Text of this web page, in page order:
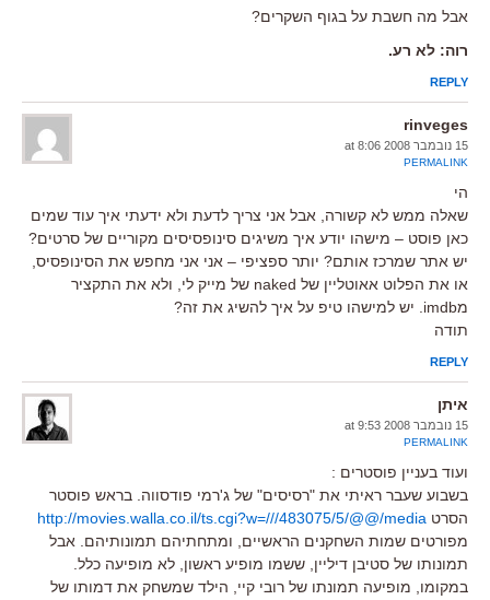
אבל מה חשבת על בגוף השקרים?
רוה: לא רע.
REPLY
rinveges
15 נובמבר 2008 at 8:06
PERMALINK
הי
שאלה ממש לא קשורה, אבל אני צריך לדעת ולא ידעתי איך עוד שמים
כאן פוסט – מישהו יודע איך משיגים סינופסיסים מקוריים של סרטים?
יש אתר שמרכז אותם? יותר ספציפי – אני אני מחפש את הסינופסיס,
או את הפלוט אאוטליין של naked של מייק לי, ולא את התקציר
מimdb. יש למישהו טיפ על איך להשיג את זה?
תודה
REPLY
איתן
15 נובמבר 2008 at 9:53
PERMALINK
ועוד בעניין פוסטרים :
בשבוע שעבר ראיתי את "רסיסים" של ג'רמי פודסווה. בראש פוסטר
הסרט http://movies.walla.co.il/ts.cgi?w=///483075/5/@@/media
מפורטים שמות השחקנים הראשיים, ומתחתיהם תמונותיהם. אבל
תמונותו של סטיבן דיליין, ששמו מופיע ראשון, לא מופיעה כלל.
במקומו, מופיעה תמונתו של רובי קיי, הילד שמשחק את דמותו של